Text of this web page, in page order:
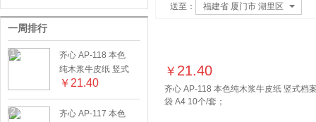
一周排行
1
齐心 AP-118 本色
纯木浆牛皮纸 竖式
档案袋 A4 10个/
套；
￥ 21.40
2
齐心 AP-117 本色
送至： 福建省 厦门市 湖里区
￥ 21.40
齐心 AP-118 本色纯木浆牛皮纸 竖式档
袋 A4 10个/套；